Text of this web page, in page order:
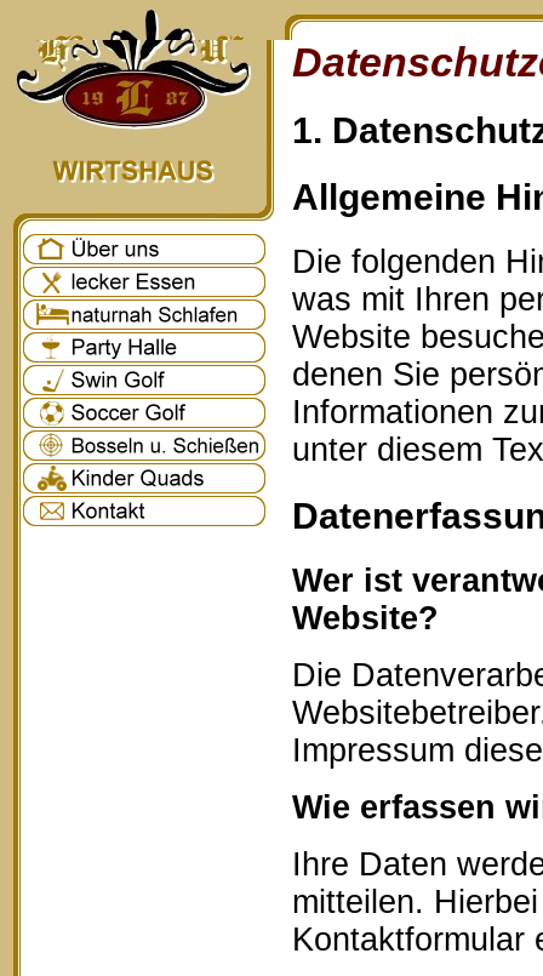
1.
Allgemeine
Die folgenden
was mit Ihren
Website
denen Sie
Informationen
unter diesem
Wer ist
Website?
Die
Impressum
Wie erfassen
Ihre Daten
mitteilen.
Kontaktformular